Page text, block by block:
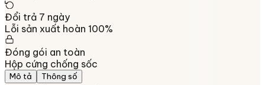
Đổi trả 7 ngày
Lỗi sản xuất hoàn 100%
Đóng gói an toàn
Hộp cứng chống sốc
Mô tả Thông số